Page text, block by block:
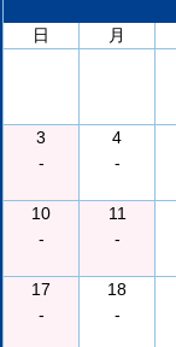
日
月
3
-
4
-
10
-
11
-
17
-
18
-